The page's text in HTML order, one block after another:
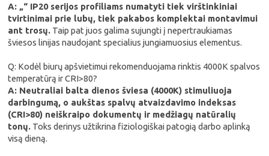
A: „“ IP20 serijos profiliams numatyti tiek virštinkiniai
tvirtinimai prie lubų, tiek pakabos komplektai montavimui
ant trosų. Taip pat juos galima sujungti į nepertraukiamas
šviesos linijas naudojant specialius jungiamuosius elementus.
Q: Kodėl biurų apšvietimui rekomenduojama rinktis 4000K spalvos
temperatūrą ir CRI>80?
A: Neutraliai balta dienos šviesa (4000K) stimuliuoja
darbingumą, o aukštas spalvų atvaizdavimo indeksas
(CRI>80) neiškraipo dokumentų ir medžiagų natūralių
tonų. Toks derinys užtikrina fiziologiškai patogią darbo aplinką
visą dieną.